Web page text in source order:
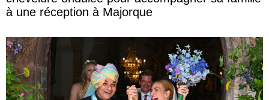
à une réception à Majorque